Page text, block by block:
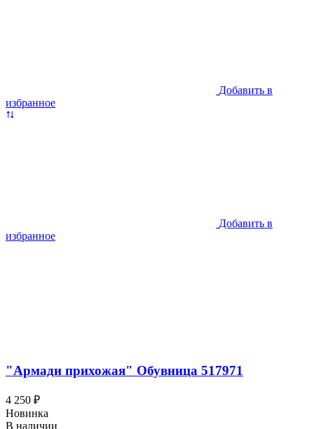
Добавить в
избранное
Добавить в
избранное
"Армади прихожая" Обувница 517971
4 250 ₽
Новинка
В наличии